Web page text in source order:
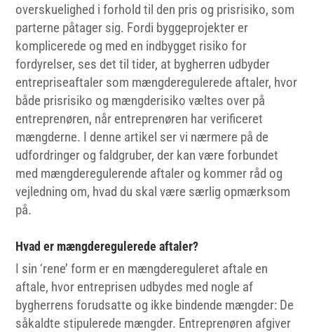
overskuelighed i forhold til den pris og prisrisiko, som
parterne påtager sig. Fordi byggeprojekter er
komplicerede og med en indbygget risiko for
fordyrelser, ses det til tider, at bygherren udbyder
entrepriseaftaler som mængderegulerede aftaler, hvor
både prisrisiko og mængderisiko væltes over på
entreprenøren, når entreprenøren har verificeret
mængderne. I denne artikel ser vi nærmere på de
udfordringer og faldgruber, der kan være forbundet
med mængderegulerende aftaler og kommer råd og
vejledning om, hvad du skal være særlig opmærksom
på.
Hvad er mængderegulerede aftaler?
I sin ‘rene’ form er en mængdereguleret aftale en
aftale, hvor entreprisen udbydes med nogle af
bygherrens forudsatte og ikke bindende mængder: De
såkaldte stipulerede mængder. Entreprenøren afgiver